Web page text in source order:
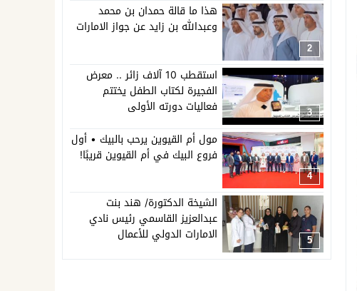
2
هذا ما قالة حمدان بن محمد
وعبدالله بن زايد عن جواز الامارات
3
استقطب 10 آلاف زائر .. معرض
الفجيرة لكتاب الطفل يختتم
فعاليات دورته الأولى
4
مول أم القيوين يرحب بالبيك • أول
فروع البيك في أم القيوين قريبًا!
5
الشيخة الدكتورة/ هند بنت
عبدالعزيز القاسمي رئيس نادي
الامارات الدولي للأعمال